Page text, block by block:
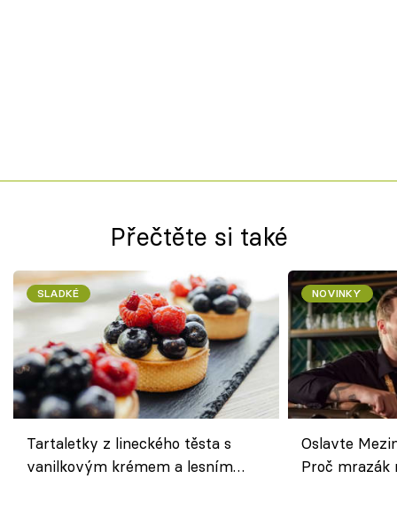
Přečtěte si také
SLADKÉ
Tartaletky z lineckého těsta s
vanilkovým krémem a lesním
NOVINKY
Oslavte
Proč